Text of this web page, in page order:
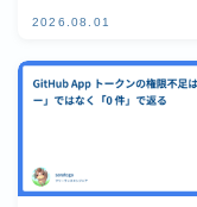
2026.08.01